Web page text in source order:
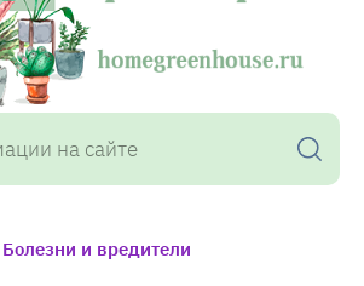
Болезни и вредители